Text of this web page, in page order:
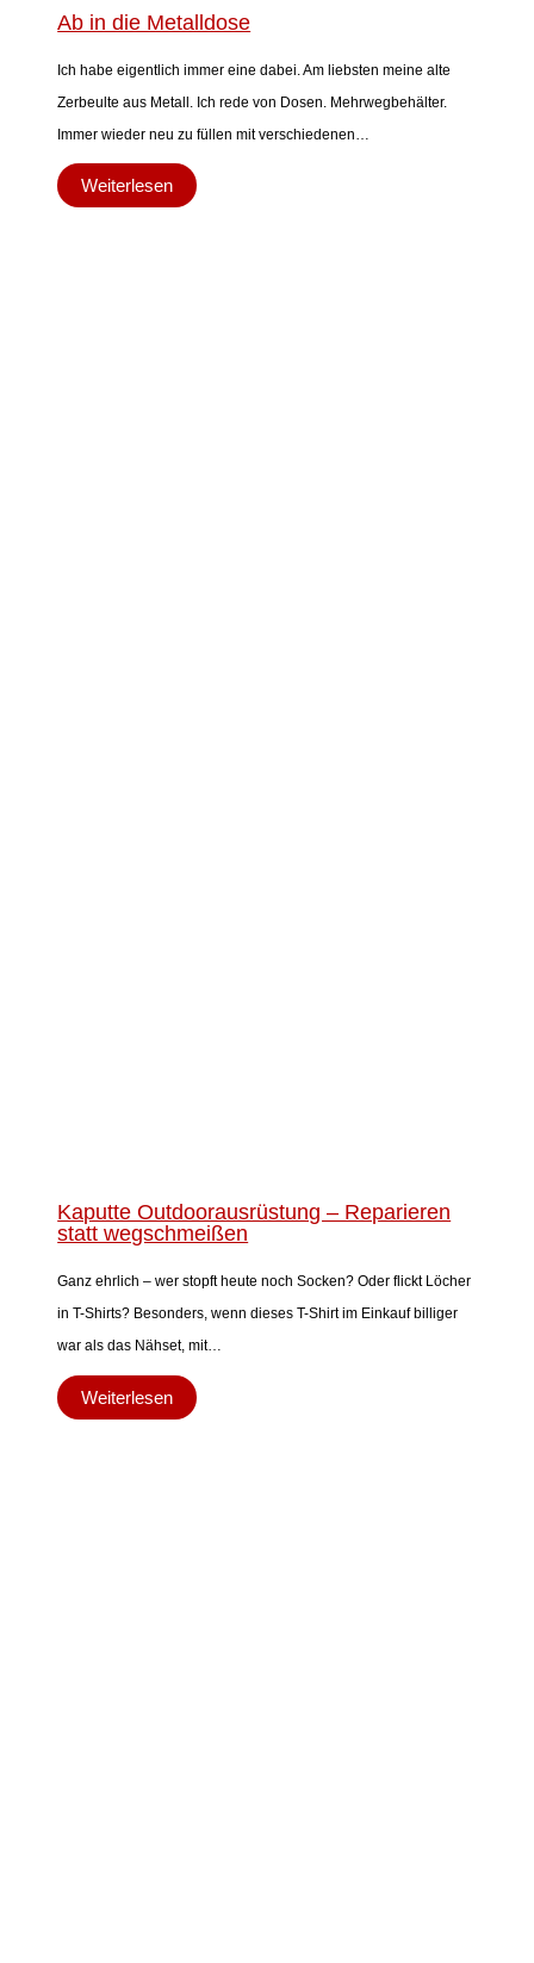
Ab in die Metalldose
Ich habe eigentlich immer eine dabei. Am liebsten meine alte
Zerbeulte aus Metall. Ich rede von Dosen. Mehrwegbehälter.
Immer wieder neu zu füllen mit verschiedenen…
Weiterlesen
Kaputte Outdoorausrüstung – Reparieren
statt wegschmeißen
Ganz ehrlich – wer stopft heute noch Socken? Oder flickt Löcher
in T-Shirts? Besonders, wenn dieses T-Shirt im Einkauf billiger
war als das Nähset, mit…
Weiterlesen